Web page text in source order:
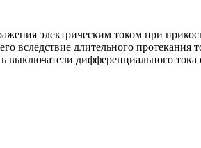
электрическим током при
вследствие длительного протекания
выключатели дифференциального